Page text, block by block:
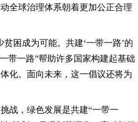
全球治理体系朝着更加公正合理
困成为可能。共建‘一带一路’的
带一路”帮助许多国家构建起基础
化。面向未来，这一倡议还将为
战，绿色发展是共建“一带一